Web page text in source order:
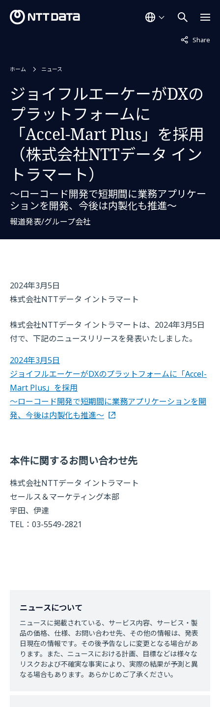
Share
非表示中
ホーム ニュース
ジョイフルエーケーがDXの
プラットフォームに
「Accel-Mart Plus」を採用
（株式会社NTTデータ イン
トラマート）
～ローコード開発で短期間に業務アプリケー
ションを開発、今後は内製化も推進～
報道発表/グループ会社
2024年3月5日
株式会社NTTデータ イントラマート
株式会社NTTデータ イントラマートは、2024年3月5日
付で、下記のニュースリリースを発表いたしました。
2024年3月5日
ジョイフルエーケーがDXのプラットフォームに「Accel-
Mart Plus」を採用
～ローコード開発で短期間に業務アプリケーションを開
発、今後は内製化も推進～
本件に関するお問い合わせ先
株式会社NTTデータ イントラマート
セールス＆マーケティング本部
宇田、伊達
TEL：03-5549-2821
ニュースについて
ニュースに掲載されている、サービス内容、サービス・製
品の価格、仕様、お問い合わせ先、その他の情報は、発表
日現在の情報です。その後予告なしに変更となる場合があ
ります。また、ニュースにおける計画、目標などは様々な
リスクおよび不確実な事実により、実際の結果が予測と異
なる場合もあります。あらかじめご了承ください。